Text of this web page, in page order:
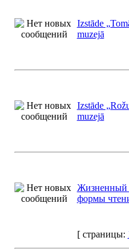
Izstāde
muzejā
Izstāde
muzejā
Жизненный
формы
[ страницы: